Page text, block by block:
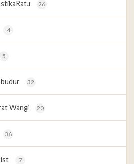
26
4
5
32
Wangi 20
36
7